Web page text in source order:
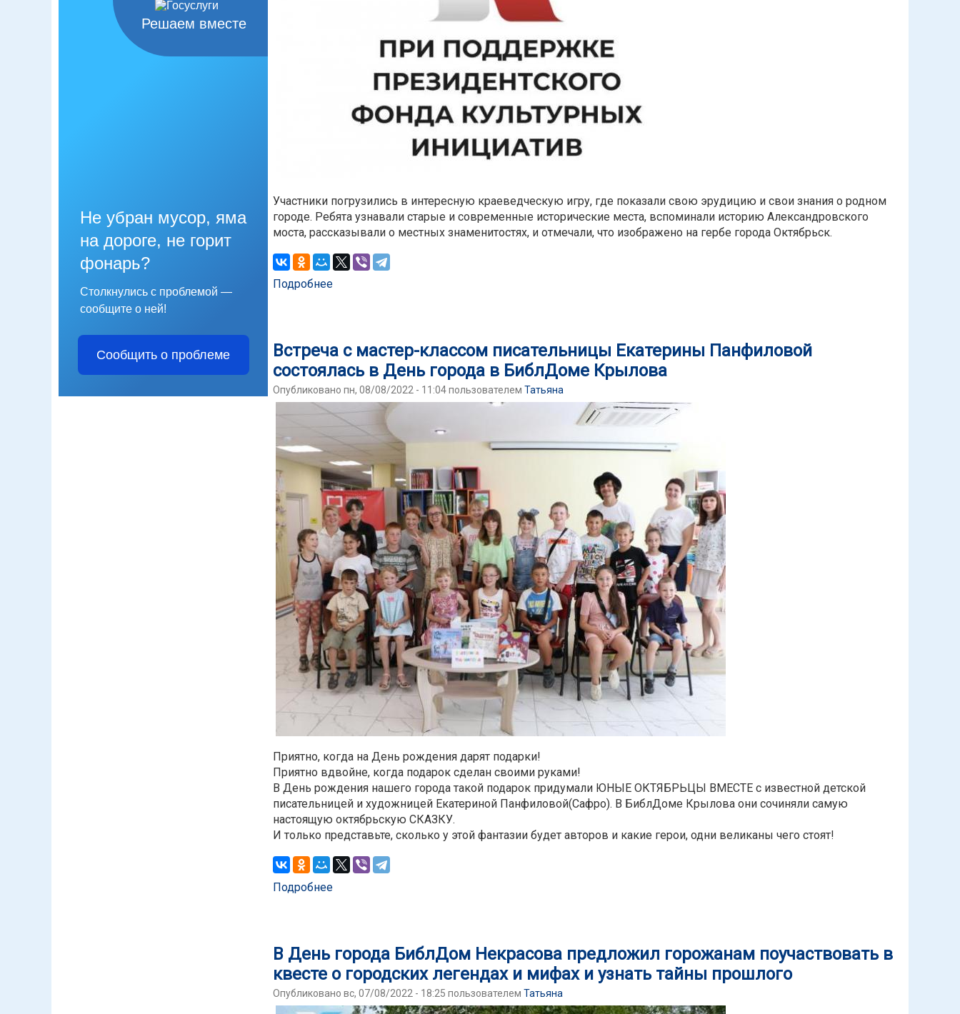
Решаем вместе
Не убран мусор, яма
на дороге, не горит
фонарь?
Столкнулись с проблемой —
сообщите о ней!
Сообщить о проблеме
Участники погрузились в интересную краеведческую игру, где показали свою эрудицию и свои знания о родном
городе. Ребята узнавали старые и современные исторические места, вспоминали историю Александровского
моста, рассказывали о местных знаменитостях, и отмечали, что изображено на гербе города Октябрьск.
Подробнее
Встреча с мастер-классом писательницы Екатерины Панфиловой
состоялась в День города в БиблДоме Крылова
Опубликовано пн, 08/08/2022 - 11:04 пользователем Татьяна
Приятно, когда на День рождения дарят подарки!
Приятно вдвойне, когда подарок сделан своими руками!
В День рождения нашего города такой подарок придумали ЮНЫЕ ОКТЯБРЬЦЫ ВМЕСТЕ с известной детской
писательницей и художницей Екатериной Панфиловой(Сафро). В БиблДоме Крылова они сочиняли самую
настоящую октябрьскую СКАЗКУ.
И только представьте, сколько у этой фантазии будет авторов и какие герои, одни великаны чего стоят!
Подробнее
В День города БиблДом Некрасова предложил горожанам поучаствовать в
квесте о городских легендах и мифах и узнать тайны прошлого
Опубликовано вс, 07/08/2022 - 18:25 пользователем Татьяна